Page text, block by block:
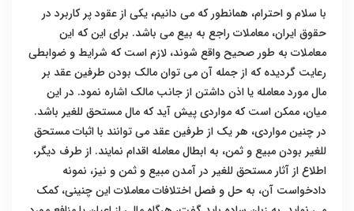
با سلام و احترام، همانطور که می دانیم، یکی از عقود پر کاربرد در
حقوق ایران، معاملات راجع به بیع می باشد. برای این که این
معاملات به طور صحیح واقع شوند، لازم است که شرایط و ضوابطی
رعایت گردیده که از جمله آن می توان مالک بودن طرفین عقد بر
مال مورد معامله یا اذن داشتن از جانب مالک اشاره نمود. در این
میان، ممکن است که مواردی پیش آید که مال مستحق للغیر باشد.
در چنین مواردی، هر یک از طرفین عقد می توانند با اثبات مستحق
للغیر بودن مبیع و ثمن، به ابطال معامله اقدام نمایند. از طرف دیگر،
اطلاع از آثار مستحق للغیر در آمدن مبیع و ثمن و نیز، نمونه
دادخواست آن، به حل و فصل اختلافات معاملات این چنینی، کمک